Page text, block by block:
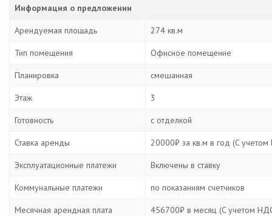
Информация о предложении
Арендуемая площадь 274 кв.м
Тип помещения Офисное помещение
Планировка смешанная
Этаж 3
Готовность с отделкой
Ставка аренды 20000₽ за кв.м в год (C
Эксплуатационные платежи Включены в ставку
Коммунальные платежи по показаниям счетчиков
Месячная арендная плата 456700₽ в месяц (C учетом